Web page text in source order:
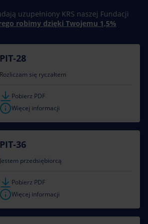
uzupełniony KRS naszej Fundacji
robimy dzięki Twojemu 1,5%
PIT-28
Rozliczam się ryczałtem
Pobierz PDF
Więcej informacji
PIT-36
Jestem przedsiębiorcą
Pobierz PDF
Więcej informacji